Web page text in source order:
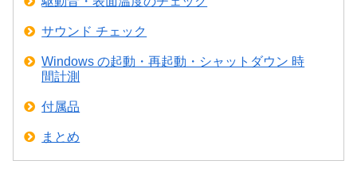
サウンド チェック
Windows の起動・再起動・シャットダウン 時
間計測
付属品
まとめ